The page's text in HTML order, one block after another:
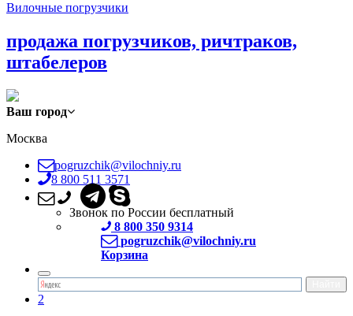
Вилочные погрузчики
продажа погрузчиков, ричтраков,
штабелеров
Ваш город
Москва
pogruzchik@vilochniy.ru
8 800 511 3571
Звонок по России бесплатный
8 800 350 9314
pogruzchik@vilochniy.ru
Корзина
2